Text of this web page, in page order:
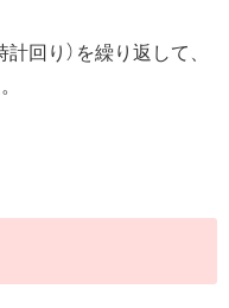
回り）を繰り返して、